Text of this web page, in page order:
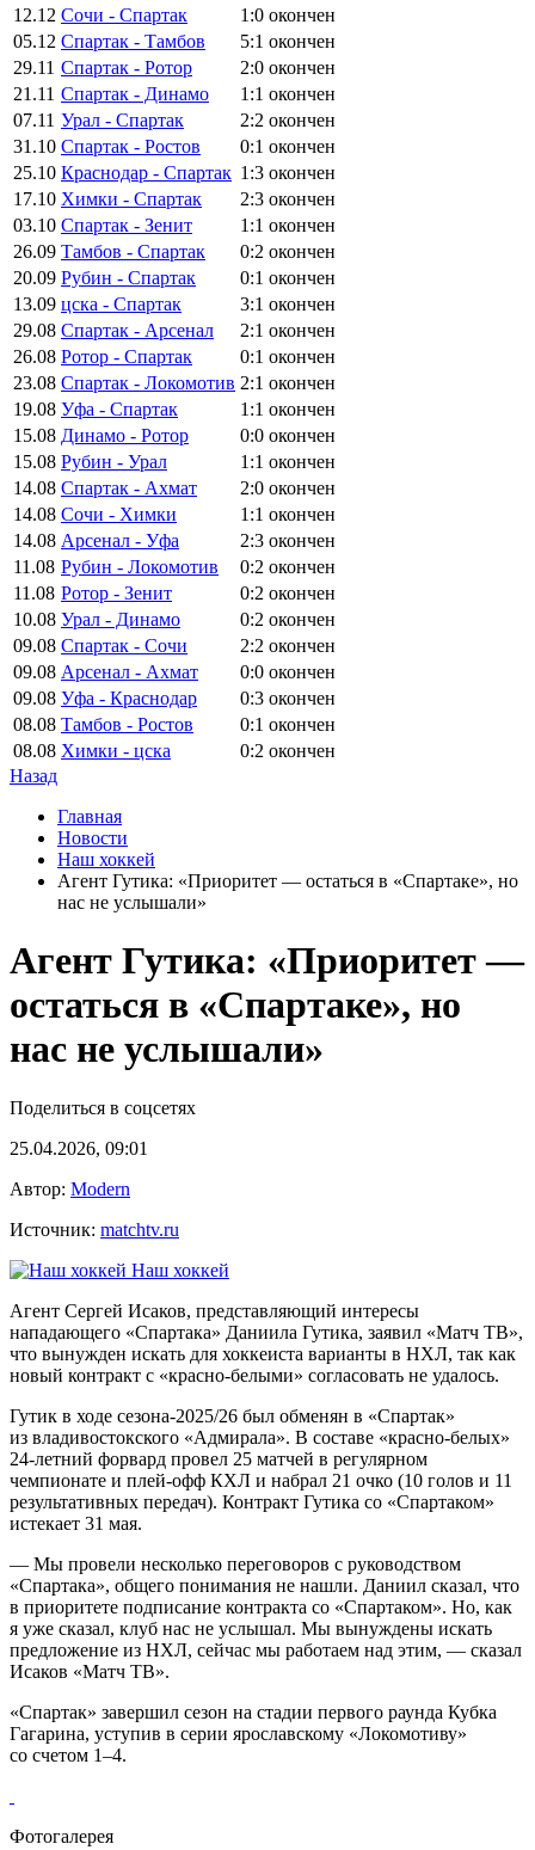
12.12 Сочи - Спартак 1:0 окончен
05.12 Спартак - Тамбов 5:1 окончен
29.11 Спартак - Ротор 2:0 окончен
21.11 Спартак - Динамо 1:1 окончен
07.11 Урал - Спартак 2:2 окончен
31.10 Спартак - Ростов 0:1 окончен
25.10 Краснодар - Спартак 1:3 окончен
17.10 Химки - Спартак 2:3 окончен
03.10 Спартак - Зенит 1:1 окончен
26.09 Тамбов - Спартак 0:2 окончен
20.09 Рубин - Спартак 0:1 окончен
13.09 цска - Спартак 3:1 окончен
29.08 Спартак - Арсенал 2:1 окончен
26.08 Ротор - Спартак 0:1 окончен
23.08 Спартак - Локомотив 2:1 окончен
19.08 Уфа - Спартак 1:1 окончен
15.08 Динамо - Ротор 0:0 окончен
15.08 Рубин - Урал 1:1 окончен
14.08 Спартак - Ахмат 2:0 окончен
14.08 Сочи - Химки 1:1 окончен
14.08 Арсенал - Уфа 2:3 окончен
11.08 Рубин - Локомотив 0:2 окончен
11.08 Ротор - Зенит 0:2 окончен
10.08 Урал - Динамо 0:2 окончен
09.08 Спартак - Сочи 2:2 окончен
09.08 Арсенал - Ахмат 0:0 окончен
09.08 Уфа - Краснодар 0:3 окончен
08.08 Тамбов - Ростов 0:1 окончен
08.08 Химки - цска 0:2 окончен
Назад
Главная
Новости
Наш хоккей
Агент Гутика: «Приоритет — остаться в «Спартаке», но
нас не услышали»
Агент Гутика: «Приоритет —
остаться в «Спартаке», но
нас не услышали»
Поделиться в соцсетях
25.04.2026, 09:01
Автор: Modern
Источник: matchtv.ru
Наш хоккей
Агент Сергей Исаков, представляющий интересы
нападающего «Спартака» Даниила Гутика, заявил «Матч ТВ»,
что вынужден искать для хоккеиста варианты в НХЛ, так как
новый контракт с «красно‑белыми» согласовать не удалось.
Гутик в ходе сезона‑2025/26 был обменян в «Спартак»
из владивостокского «Адмирала». В составе «красно‑белых»
24‑летний форвард провел 25 матчей в регулярном
чемпионате и плей‑офф КХЛ и набрал 21 очко (10 голов и 11
результативных передач). Контракт Гутика со «Спартаком»
истекает 31 мая.
— Мы провели несколько переговоров с руководством
«Спартака», общего понимания не нашли. Даниил сказал, что
в приоритете подписание контракта со «Спартаком». Но, как
я уже сказал, клуб нас не услышал. Мы вынуждены искать
предложение из НХЛ, сейчас мы работаем над этим, — сказал
Исаков «Матч ТВ».
«Спартак» завершил сезон на стадии первого раунда Кубка
Гагарина, уступив в серии ярославскому «Локомотиву»
со счетом 1–4.
Фотогалерея